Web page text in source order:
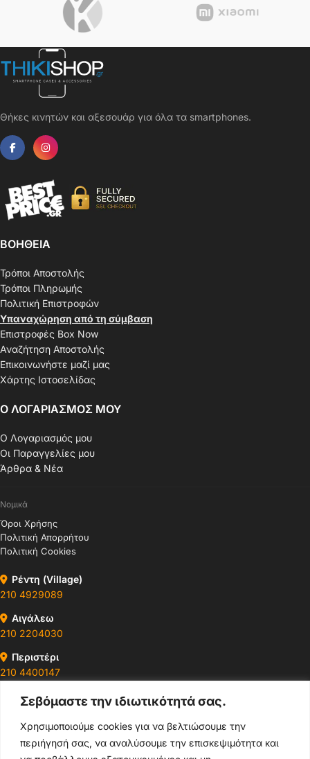
Σεβόμαστε την ιδιωτικότητά σας.
Χρησιμοποιούμε cookies για να βελτιώσουμε την
περιήγησή σας, να αναλύσουμε την επισκεψιμότητα και
Θήκες κινητών και αξεσουάρ για όλα τα smartphones.
ΒΟΗΘΕΙΑ
Τρόποι Αποστολής
Τρόποι Πληρωμής
Πολιτική Επιστροφών
Υπαναχώρηση από τη σύμβαση
Επιστροφές Box Now
Αναζήτηση Αποστολής
Επικοινωνήστε μαζί μας
Χάρτης Ιστοσελίδας
Ο ΛΟΓΑΡΙΑΣΜΟΣ ΜΟΥ
Ο Λογαριασμός μου
Οι Παραγγελίες μου
Άρθρα & Νέα
Νομικά
Όροι Χρήσης
Πολιτική Απορρήτου
Πολιτική Cookies
Ρέντη (Village)
210 4929089
Αιγάλεω
210 2204030
Περιστέρι
210 4400147
Ωράρια & Διευθύνσεις →
210 4929089